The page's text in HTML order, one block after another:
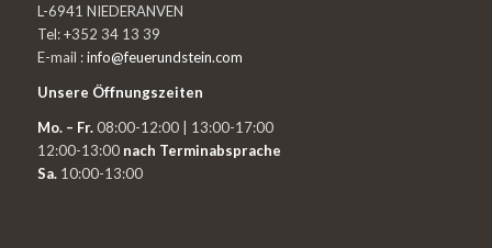
L-6941 NIEDERANVEN
Tel: +352 34 13 39
E-mail :info@feuerundstein.com
Unsere Öffnungszeiten
Mo. – Fr.08:00-12:00 | 13:00-17:00
12:00-13:00 nach Terminabsprache
Sa. 10:00-13:00